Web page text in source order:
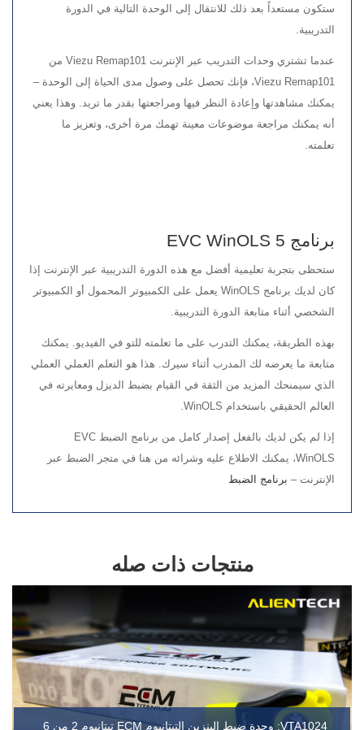
ستكون مستعداً بعد ذلك للانتقال إلى الوحدة التالية في الدورة
التدريبية.
عندما تشتري وحدات التدريب عبر الإنترنت Viezu Remap101 من
Viezu Remap101، فإنك تحصل على وصول مدى الحياة إلى الوحدة –
يمكنك مشاهدتها وإعادة النظر فيها ومراجعتها بقدر ما تريد. وهذا يعني
أنه يمكنك مراجعة موضوعات معينة تهمك مرة أخرى، وتعزيز ما
تعلمته.
برنامج EVC WinOLS 5
ستحظى بتجربة تعليمية أفضل مع هذه الدورة التدريبية عبر الإنترنت إذا
كان لديك برنامج WinOLS يعمل على الكمبيوتر المحمول أو الكمبيوتر
الشخصي أثناء متابعة الدورة التدريبية.
بهذه الطريقة، يمكنك التدرب على ما تعلمته للتو في الفيديو. يمكنك
متابعة ما يعرضه لك المدرب أثناء سيرك. هذا هو التعلم العملي العملي
الذي سيمنحك المزيد من الثقة في القيام بضبط الديزل ومعايرته في
العالم الحقيقي باستخدام WinOLS.
إذا لم يكن لديك بالفعل إصدار كامل من برنامج الضبط EVC
WinOLS، يمكنك الاطلاع عليه وشرائه من هنا في متجر الضبط عبر
الإنترنت – برنامج الضبط
منتجات ذات صله
VTA1024: وحدة ضبط البنزين التيتانيوم ECM تيتانيوم 2 من 6